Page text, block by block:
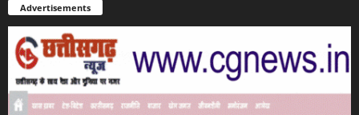
Advertisements